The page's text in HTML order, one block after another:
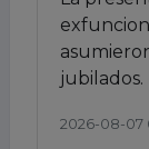
jubilados.
2026-08-07